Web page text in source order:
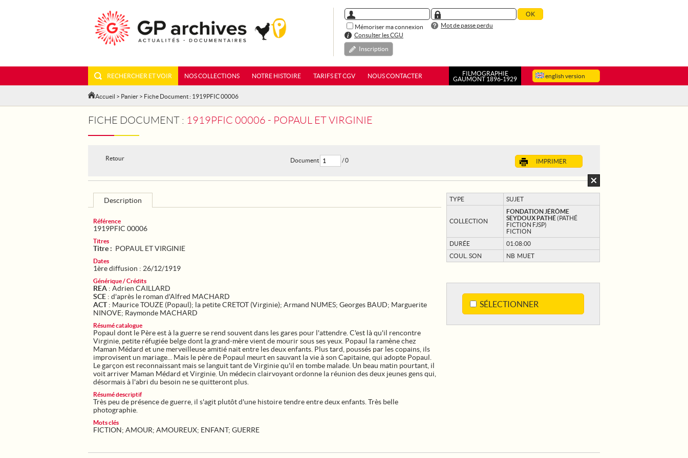
Mémoriser ma connexion
Mot de passe perdu
Consulter les CGU
Inscription
english version
RECHERCHER ET VOIR NOS COLLECTIONS NOTRE HISTOIRE TARIFS ET CGV NOUS CONTACTER
FILMOGRAPHIE
GAUMONT 1896-1929
Accueil > Panier > Fiche Document : 1919PFIC 00006
FICHE DOCUMENT : 1919PFIC 00006 - POPAUL ET VIRGINIE
Retour IMPRIMER
Document / 0
TYPE SUJET
COLLECTION
FONDATION JÉRÔME
SEYDOUX PATHÉ(PATHÉ
FICTION FJSP)
FICTION
DURÉE
01:08:00
COUL. SON
NB MUET
SÉLECTIONNER
Description
Référence
1919PFIC 00006
Titres
Titre : POPAUL ET VIRGINIE
Dates
1ère diffusion : 26/12/1919
Générique / Crédits
REA : Adrien CAILLARD
SCE : d'après le roman d'Alfred MACHARD
ACT: Maurice TOUZE (Popaul); la petite CRETOT (Virginie); Armand NUMES; Georges BAUD; Marguerite
NINOVE; Raymonde MACHARD
Résumé catalogue
Popaul dont le Père est à la guerre se rend souvent dans les gares pour l'attendre. C'est là qu'il rencontre
Virginie, petite réfugiée belge dont la grand-mère vient de mourir sous ses yeux. Popaul la ramène chez
Maman Médard et une merveilleuse amitié nait entre les deux enfants. Plus tard, poussés par les copains, ils
improvisent un mariage... Mais le père de Popaul meurt en sauvant la vie à son Capitaine, qui adopte Popaul.
Le garçon est reconnaissant mais se languit tant de Virginie qu'il en tombe malade. Un beau matin pourtant, il
voit arriver Maman Médard et Virginie. Un médecin clairvoyant ordonne la réunion des deux jeunes gens qui,
désormais à l'abri du besoin ne se quitteront plus.
Résumé descriptif
Très peu de présence de guerre, il s'agit plutôt d'une histoire tendre entre deux enfants. Très belle
photographie.
Mots clés
FICTION; AMOUR; AMOUREUX; ENFANT; GUERRE